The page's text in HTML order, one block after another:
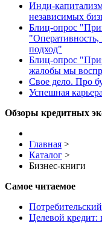
Инди-
независимых
Блиц-опрос
подход"
Блиц-опрос
жалобы мы
Свое дело. Про
Успешная
Обзоры кредитных
Главная >
Каталог >
Бизнес-книги
Самое читаемое
Целевой